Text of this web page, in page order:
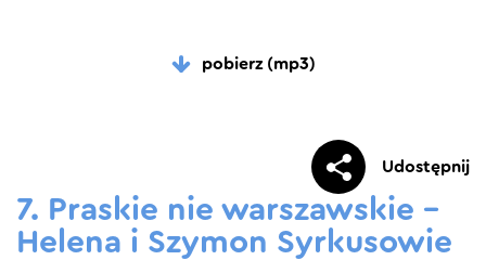
pobierz (mp3)
Udostępnij
7. Praskie nie warszawskie –
Helena i Szymon Syrkusowie